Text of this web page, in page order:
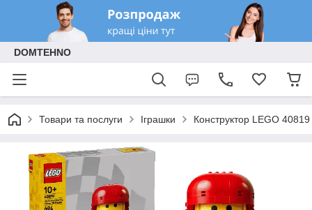
DOMTEHNO
Товари та послуги Іграшки Конструктор LEGO